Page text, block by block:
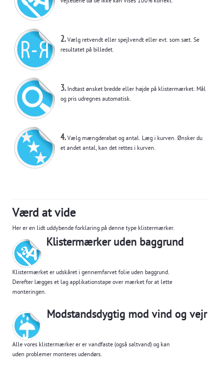
vejledene da de ikke kan vises 100% korrekt.
2.Vælg retvendt eller spejlvendt eller evt. som sæt. Se
resultatet på billedet.
3.Indtast ønsket bredde eller højde på klistermærket. Mål
og pris udregnes automatisk.
4.Vælg mængderabat og antal. Læg i kurven. Ønsker du
et andet antal, kan det rettes i kurven.
Værd at vide
Her er en lidt uddybende forklaring på denne type klistermærker.
Klistermærker uden baggrund
Klistermærket er udskåret i gennemfarvet folie uden baggrund.
Derefter lægges et lag applikationstape over mærket for at lette
monteringen.
Modstandsdygtig mod vind og vejr
Alle vores klistermærker er er vandfaste (også saltvand) og kan
uden problemer monteres udendørs.